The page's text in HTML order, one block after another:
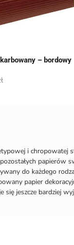
– bordowy
i chropowatej
papierów
do każdego
papier
się jeszcze bardziej